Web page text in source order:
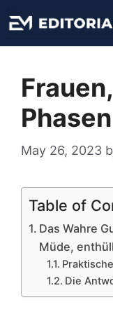
to
content
Phasen
May 26, 2023
Table of
Das Wahre
Müde,
Die